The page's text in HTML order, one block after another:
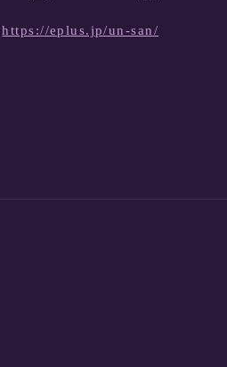
https://eplus.jp/un-san/